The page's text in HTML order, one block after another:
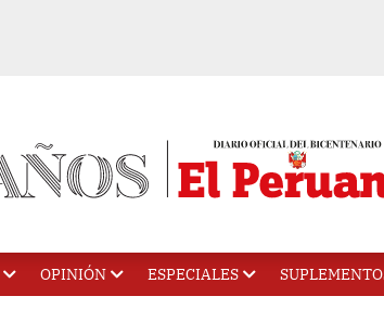
OPINIÓN ESPECIALES